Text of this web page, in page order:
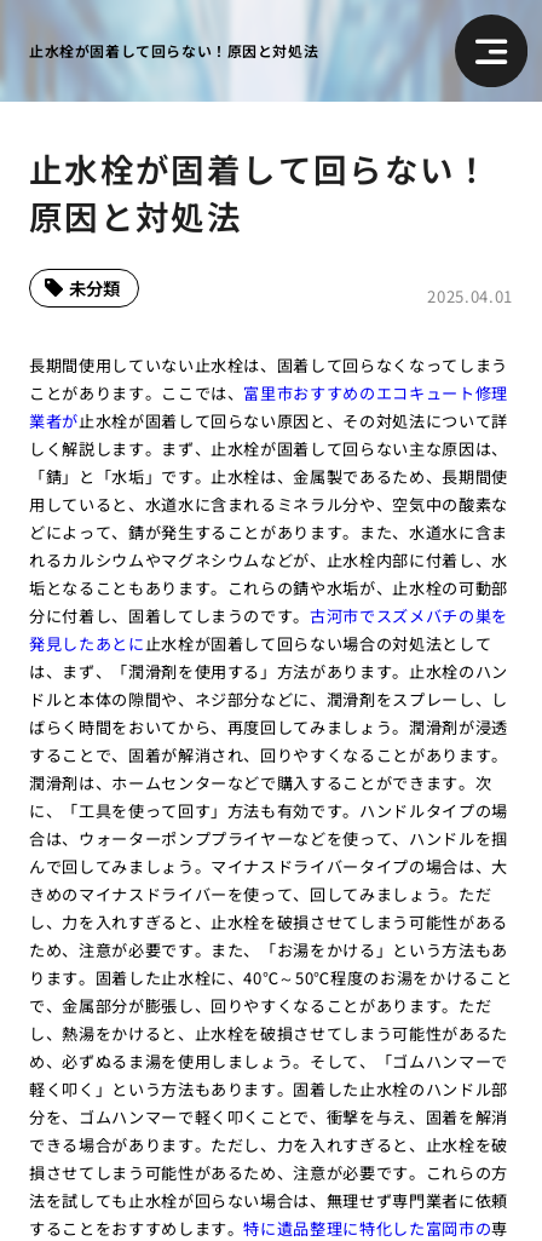
止水栓が固着して回らない！原因と対処法
止水栓が固着して回らない！
原因と対処法
2025.04.01
未分類
長期間使用していない止水栓は、固着して回らなくなってしまう
ことがあります。ここでは、 富里市おすすめのエコキュート修理
業者が止水栓が固着して回らない原因と、その対処法について詳
しく解説します。まず、止水栓が固着して回らない主な原因は、
「錆」と「水垢」です。止水栓は、金属製であるため、長期間使
用していると、水道水に含まれるミネラル分や、空気中の酸素な
どによって、錆が発生することがあります。また、水道水に含ま
れるカルシウムやマグネシウムなどが、止水栓内部に付着し、水
垢となることもあります。これらの錆や水垢が、止水栓の可動部
分に付着し、固着してしまうのです。古河市でスズメバチの巣を
発見したあとに止水栓が固着して回らない場合の対処法として
は、まず、「潤滑剤を使用する」方法があります。止水栓のハン
ドルと本体の隙間や、ネジ部分などに、潤滑剤をスプレーし、し
ばらく時間をおいてから、再度回してみましょう。潤滑剤が浸透
することで、固着が解消され、回りやすくなることがあります。
潤滑剤は、ホームセンターなどで購入することができます。次
に、「工具を使って回す」方法も有効です。ハンドルタイプの場
合は、ウォーターポンププライヤーなどを使って、ハンドルを掴
んで回してみましょう。マイナスドライバータイプの場合は、大
きめのマイナスドライバーを使って、回してみましょう。ただ
し、力を入れすぎると、止水栓を破損させてしまう可能性がある
ため、注意が必要です。また、「お湯をかける」という方法もあ
ります。固着した止水栓に、40℃～50℃程度のお湯をかけること
で、金属部分が膨張し、回りやすくなることがあります。ただ
し、熱湯をかけると、止水栓を破損させてしまう可能性があるた
め、必ずぬるま湯を使用しましょう。そして、「ゴムハンマーで
軽く叩く」という方法もあります。固着した止水栓のハンドル部
分を、ゴムハンマーで軽く叩くことで、衝撃を与え、固着を解消
できる場合があります。ただし、力を入れすぎると、止水栓を破
損させてしまう可能性があるため、注意が必要です。これらの方
法を試しても止水栓が回らない場合は、無理せず専門業者に依頼
することをおすすめします。特に遺品整理に特化した富岡市の専